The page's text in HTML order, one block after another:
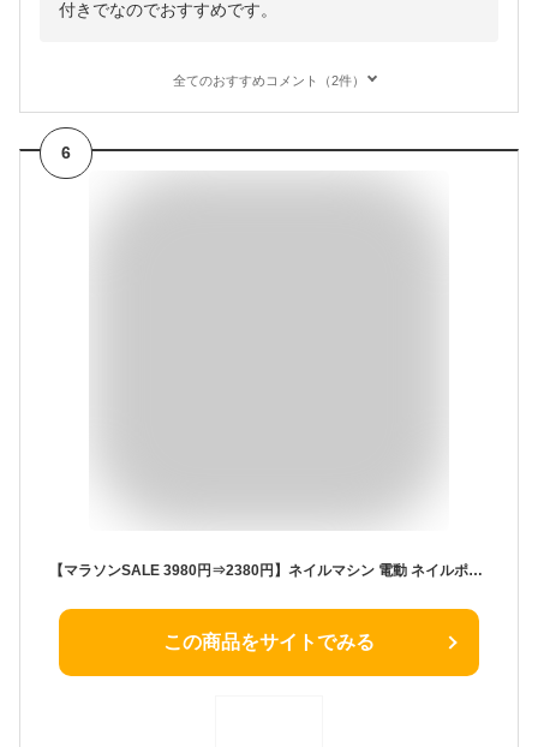
付きでなのでおすすめです。
全てのおすすめコメント（2件）
6
【マラソンSALE 3980円⇒2380円】ネイルマシン 電動 ネイルポリッシュ ネイルオフ ジェルネイルオフ ネイルマシーン リムーバー USBコード 初心者 に おすすめ 使い方 簡単 説明書 付き！プロ仕様 ネイルサロン ビットセット バッファー 甘皮処理 人気 セルフ フット セット
この商品をサイトでみる